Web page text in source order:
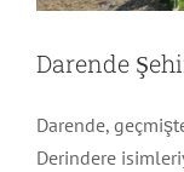
Darende
Darende,
Derindere